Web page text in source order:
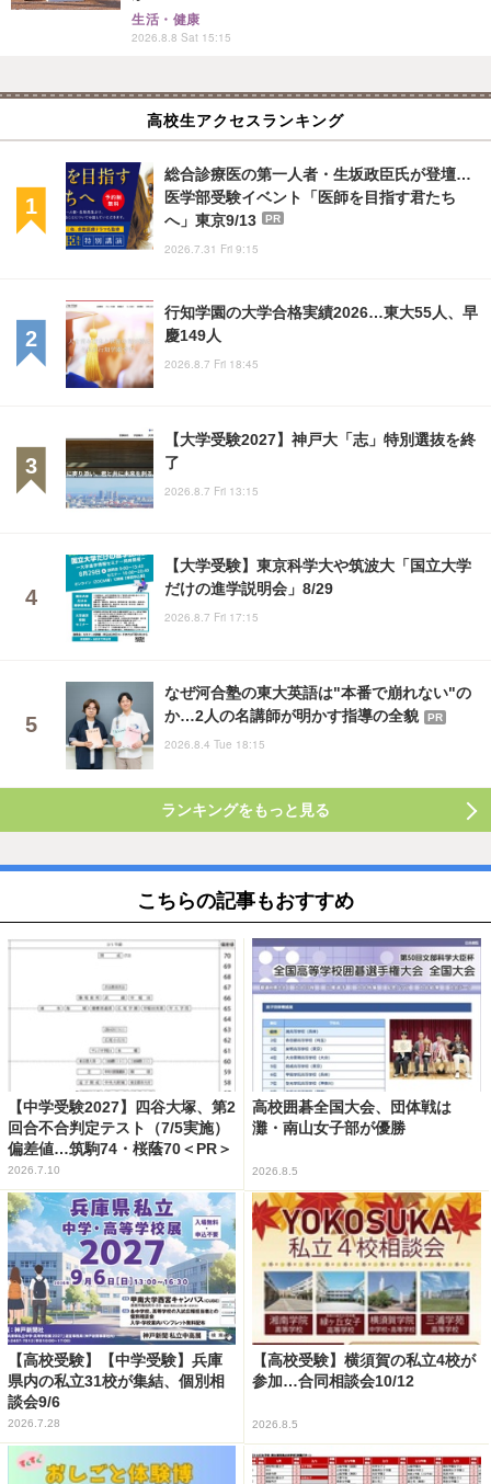
生活・健康
2026.8.8 Sat 15:15
高校生アクセスランキング
総合診療医の第一人者・生坂政臣氏が登壇…
医学部受験イベント「医師を目指す君たち
へ」東京9/13
PR
2026.7.31 Fri 9:15
行知学園の大学合格実績2026…東大55人、早
慶149人
2026.8.7 Fri 18:45
【大学受験2027】神戸大「志」特別選抜を終
了
2026.8.7 Fri 13:15
【大学受験】東京科学大や筑波大「国立大学
だけの進学説明会」8/29
2026.8.7 Fri 17:15
なぜ河合塾の東大英語は"本番で崩れない"の
か…2人の名講師が明かす指導の全貌
PR
2026.8.4 Tue 18:15
ランキングをもっと見る
こちらの記事もおすすめ
【中学受験2027】四谷大塚、第2
回合不合判定テスト（7/5実施）
偏差値…筑駒74・桜蔭70＜PR＞
2026.7.10
高校囲碁全国大会、団体戦は
灘・南山女子部が優勝
2026.8.5
【高校受験】【中学受験】兵庫
県内の私立31校が集結、個別相
談会9/6
2026.7.28
【高校受験】横須賀の私立4校が
参加…合同相談会10/12
2026.8.5